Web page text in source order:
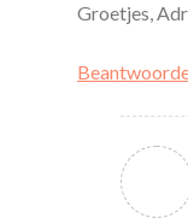
Groetjes,